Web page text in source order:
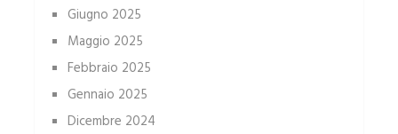
Giugno 2025
Maggio 2025
Febbraio 2025
Gennaio 2025
Dicembre 2024